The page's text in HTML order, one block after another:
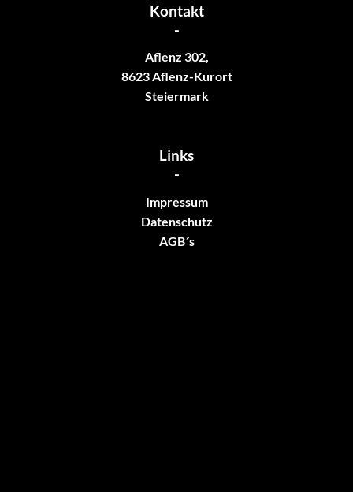
Kontakt
-
Aflenz 302,
8623 Aflenz-Kurort
Steiermark
Links
-
Impressum
Datenschutz
AGB´s